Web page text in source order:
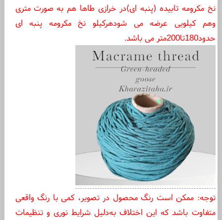
نخ مکرومه تابیده (پنبه ای)در خرازی طاها هم به صورت متری
وهم کیلویی عرضه می شودهرکیلو نخ مکرومه پنبه ای
حدود180تا200متر می باشد.
توجه: ممکن است رنگ محصول در تصویر، کمی با رنگ واقعی
متفاوت باشد که این اختلاف به‌دلیل شرایط نوری و تنظیمات